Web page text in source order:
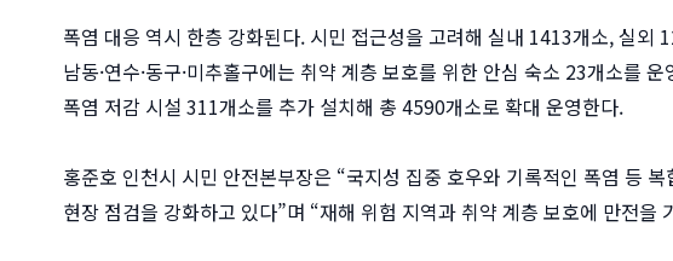
폭염 대응 역시 한층 강화된다. 시민 접근성을 고려해 실내 1413개소, 실외
남동·연수·동구·미추홀구에는 취약 계층 보호를 위한 안심 숙소 23개소를
폭염 저감 시설 311개소를 추가 설치해 총 4590개소로 확대 운영한다.
홍준호 인천시 시민 안전본부장은 “국지성 집중 호우와 기록적인 폭염 등
현장 점검을 강화하고 있다”며 “재해 위험 지역과 취약 계층 보호에 만전